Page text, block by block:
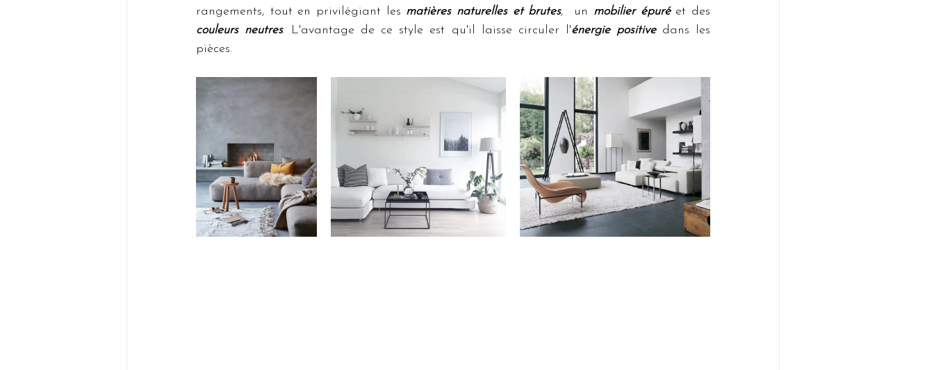
rangements, tout en privilégiant les matières naturelles et brutes,  un mobilier épuré
couleurs neutres. L'avantage de ce style est qu'il laisse circuler l'énergie positive dans les
pièces.